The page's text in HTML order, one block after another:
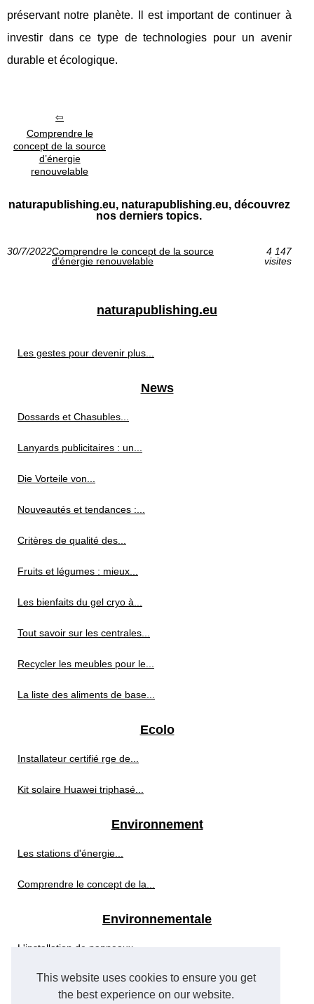
This website uses cookies to ensure you get
the best experience on our website.
préservant notre planète. Il est important de continuer à
investir dans ce type de technologies pour un avenir
durable et écologique.
Comprendre le
concept de la source
d’énergie
renouvelable
naturapublishing.eu, naturapublishing.eu, découvrez
nos derniers topics.
30/7/2022Comprendre le concept de la source
d’énergie renouvelable
4 147
visites
naturapublishing.eu
Les gestes pour devenir plus...
News
Dossards et Chasubles...
Lanyards publicitaires : un...
Die Vorteile von...
Nouveautés et tendances :...
Critères de qualité des...
Fruits et légumes : mieux...
Les bienfaits du gel cryo à...
Tout savoir sur les centrales...
Recycler les meubles pour le...
La liste des aliments de base...
Ecolo
Installateur certifié rge de...
Kit solaire Huawei triphasé...
Environnement
Les stations d'énergie...
Comprendre le concept de la...
Environnementale
L'installation de panneaux...
Des solutions innovantes pour...